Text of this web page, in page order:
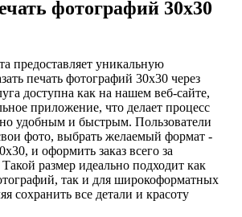
фотографий 30х30
предоставляет уникальную
печать фотографий 30х30 через
доступна как на нашем веб-сайте,
приложение, что делает процесс
удобным и быстрым. Пользователи
фото, выбрать желаемый формат -
и оформить заказ всего за
размер идеально подходит как
так и для широкоформатных
сохранить все детали и красоту